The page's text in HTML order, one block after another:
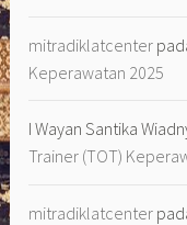
mitradiklatcenter
Keperawatan 2025
I Wayan Santika
Trainer (TOT)
mitradiklatcenter